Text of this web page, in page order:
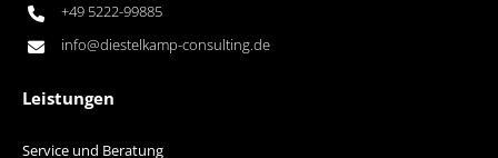
+49 5222-99885
info@diestelkamp-consulting.de
Leistungen
Service und Beratung